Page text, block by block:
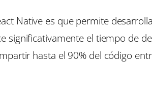
Native es que permite
significativamente el tiempo de
hasta el 90% del código